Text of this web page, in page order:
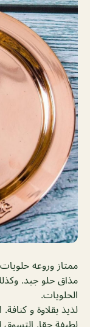
ممتاز وروعه
الحلويات.
لذيذ بقلاوة و
لطيفة حقا. التسوق